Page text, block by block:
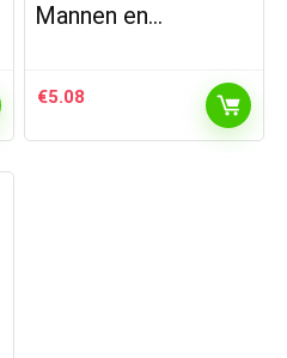
Mannen en…
€5.08